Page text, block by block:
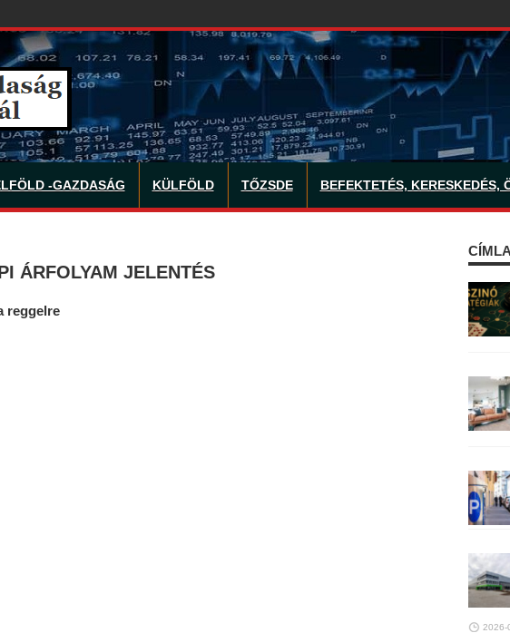
-GAZDASÁG KÜLFÖLD TŐZSDE BEFEKTETÉS, KERESKEDÉS,
ÁRFOLYAM JELENTÉS
reggelre
2026-